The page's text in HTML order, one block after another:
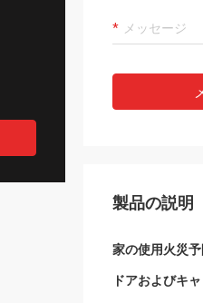
製品の説明
家の使用火災
ドアおよびキ